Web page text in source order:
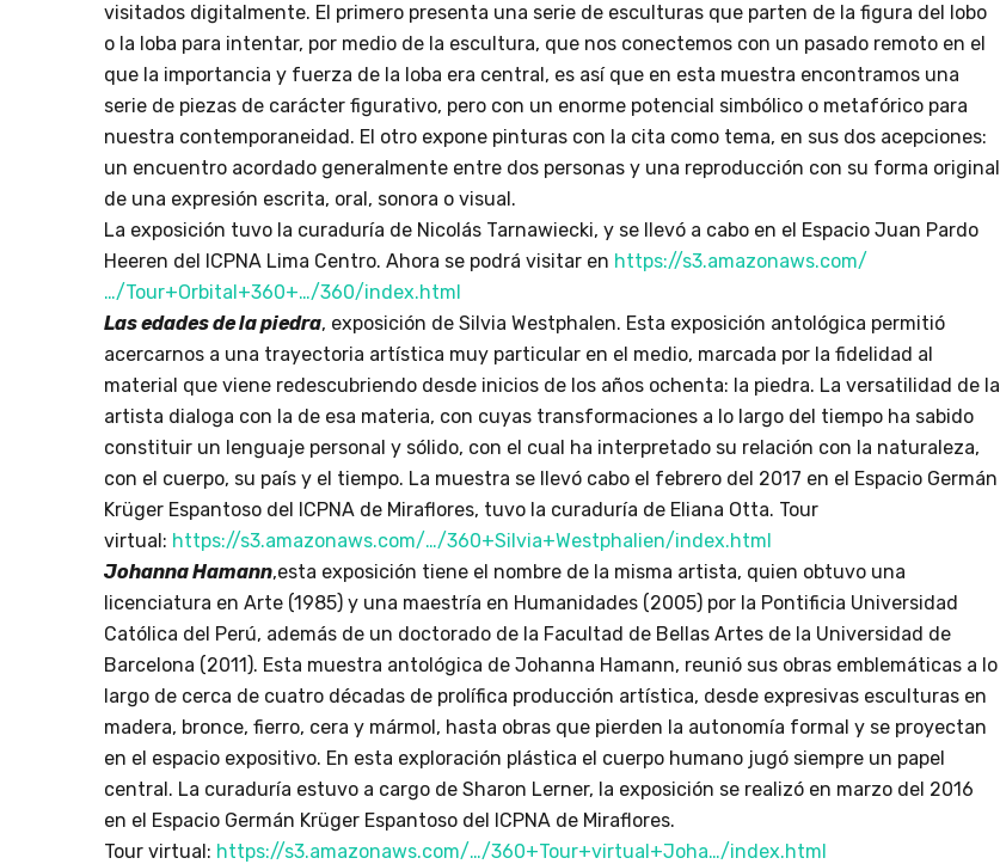
visitados digitalmente. El primero presenta una serie de esculturas que parten de la figura del lobo
o la loba para intentar, por medio de la escultura, que nos conectemos con un pasado remoto en el
que la importancia y fuerza de la loba era central, es así que en esta muestra encontramos una
serie de piezas de carácter figurativo, pero con un enorme potencial simbólico o metafórico para
nuestra contemporaneidad. El otro expone pinturas con la cita como tema, en sus dos acepciones:
un encuentro acordado generalmente entre dos personas y una reproducción con su forma original
de una expresión escrita, oral, sonora o visual.
La exposición tuvo la curaduría de Nicolás Tarnawiecki, y se llevó a cabo en el Espacio Juan Pardo
Heeren del ICPNA Lima Centro. Ahora se podrá visitar en https://s3.amazonaws.com/
…/Tour+Orbital+360+…/360/index.html
Las edades de la piedra, exposición de Silvia Westphalen. Esta exposición antológica permitió
acercarnos a una trayectoria artística muy particular en el medio, marcada por la fidelidad al
material que viene redescubriendo desde inicios de los años ochenta: la piedra. La versatilidad de la
artista dialoga con la de esa materia, con cuyas transformaciones a lo largo del tiempo ha sabido
constituir un lenguaje personal y sólido, con el cual ha interpretado su relación con la naturaleza,
con el cuerpo, su país y el tiempo. La muestra se llevó cabo el febrero del 2017 en el Espacio Germán
Krüger Espantoso del ICPNA de Miraflores, tuvo la curaduría de Eliana Otta. Tour
virtual: https://s3.amazonaws.com/…/360+Silvia+Westphalien/index.html
Johanna Hamann,esta exposición tiene el nombre de la misma artista, quien obtuvo una
licenciatura en Arte (1985) y una maestría en Humanidades (2005) por la Pontificia Universidad
Católica del Perú, además de un doctorado de la Facultad de Bellas Artes de la Universidad de
Barcelona (2011). Esta muestra antológica de Johanna Hamann, reunió sus obras emblemáticas a lo
largo de cerca de cuatro décadas de prolífica producción artística, desde expresivas esculturas en
madera, bronce, fierro, cera y mármol, hasta obras que pierden la autonomía formal y se proyectan
en el espacio expositivo. En esta exploración plástica el cuerpo humano jugó siempre un papel
central. La curaduría estuvo a cargo de Sharon Lerner, la exposición se realizó en marzo del 2016
en el Espacio Germán Krüger Espantoso del ICPNA de Miraflores.
Tour virtual: https://s3.amazonaws.com/…/360+Tour+virtual+Joha…/index.html